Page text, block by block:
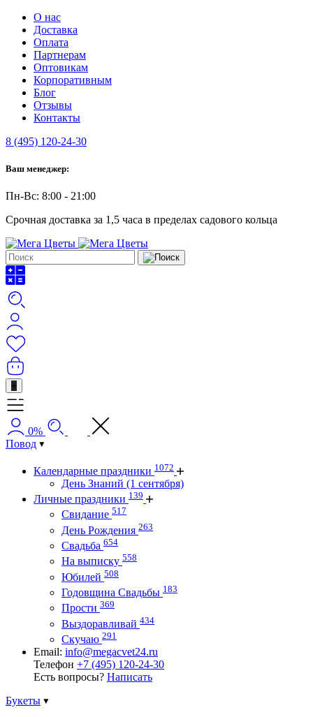
О нас
Доставка
Оплата
Партнерам
Оптовикам
Корпоративным
Блог
Отзывы
Контакты
8 (495) 120-24-30
Ваш менеджер:
Пн-Вс: 8:00 - 21:00
Срочная доставка за 1,5 часа в пределах садового кольца
+
0%
Повод
Календарные праздники 1072
День Знаний (1 сентября)
Личные праздники 139
Свидание 517
День Рождения 263
Свадьба 654
На выписку 558
Юбилей 508
Годовщина Свадьбы 183
Прости 369
Выздоравливай 434
Скучаю 291
Email: info@megacvet24.ru
Телефон +7 (495) 120-24-30
Есть вопросы? Написать
Букеты